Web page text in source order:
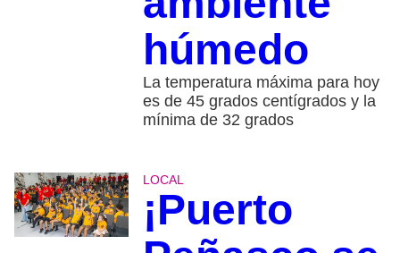
húmedo
La temperatura máxima para hoy
es de 45 grados centígrados y la
mínima de 32 grados
LOCAL
¡Puerto